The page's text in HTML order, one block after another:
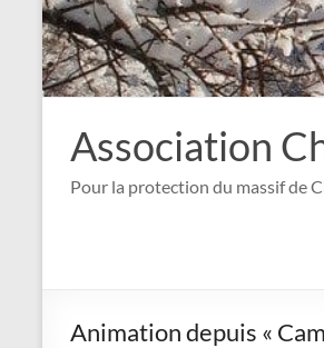
Association
Pour la protection du massif de
Animation depuis «